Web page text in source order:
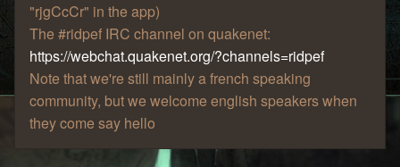
"rjgCcCr" in the app)
The #ridpef IRC channel on quakenet:
https://webchat.quakenet.org/?channels=ridpef
Note that we're still mainly a french speaking
community, but we welcome english speakers when
they come say hello